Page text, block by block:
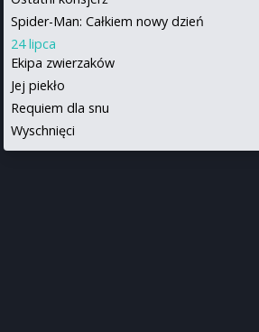
Spider-Man: Całkiem nowy dzień
24 lipca
Ekipa zwierzaków
Jej piekło
Requiem dla snu
Wyschnięci